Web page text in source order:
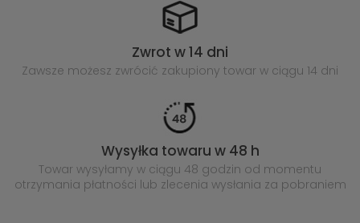
Zwrot w 14 dni
Zawsze możesz zwrócić zakupiony towar w ciągu 14 dni
Wysyłka towaru w 48 h
Towar wysyłamy w ciągu 48 godzin od momentu
otrzymania płatności lub zlecenia wysłania za pobraniem